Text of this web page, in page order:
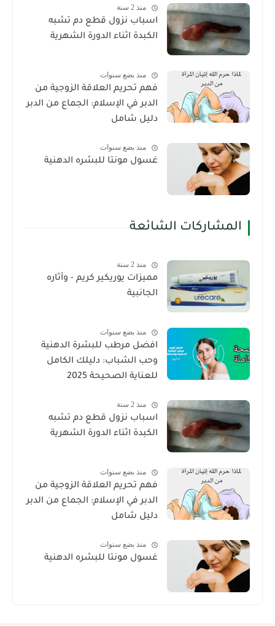
منذ 2 سنة
اسباب نزول قطع دم تشبه
الكبدة اثناء الدورة الشهرية
منذ بضع سنوات
فهم تحريم العلاقة الزوجية من
الدبر في الإسلام: الجماع من الدبر
دليل شامل
منذ بضع سنوات
غسول مونتا للبشره الدهنية
المشاركات الشائعة
منذ 2 سنة
مميزات يوريكير كريم - وأثاره
الجانبية
منذ بضع سنوات
افضل مرطب للبشرة الدهنية
وحب الشباب: دليلك الكامل
للعناية الصحيحة 2025
منذ 2 سنة
اسباب نزول قطع دم تشبه
الكبدة اثناء الدورة الشهرية
منذ بضع سنوات
فهم تحريم العلاقة الزوجية من
الدبر في الإسلام: الجماع من الدبر
دليل شامل
منذ بضع سنوات
غسول مونتا للبشره الدهنية